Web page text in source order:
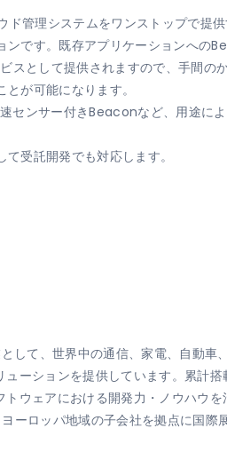
ド管理システムをワンストップで提
ンです。既存アプリケーションへの
スとして提供されますので、手間の
が可能になります。
センサー付きBeaconなど、用途によ
受託開発でも対応します。
して、世界中の通信、家電、自動車
ーションを提供しています。累計搭
ウェアにおける開発力・ノウハウ
ロッパ地域の子会社を拠点に国際